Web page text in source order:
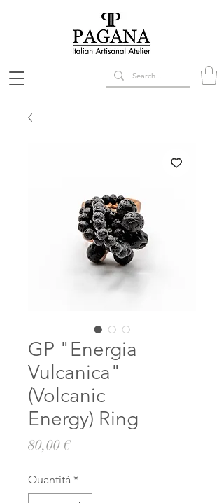
GP "Energia
Vulcanica"
(Volcanic
Energy) Ring
80,00 €Prezzo
Quantità *